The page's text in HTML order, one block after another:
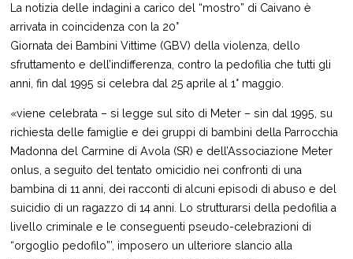
La notizia delle indagini a carico del “mostro” di Caivano è
arrivata in coincidenza con la 20°
Giornata dei Bambini Vittime (GBV) della violenza, dello
sfruttamento e dell’indifferenza, contro la pedofilia che tutti gli
anni, fin dal 1995 si celebra dal 25 aprile al 1° maggio.
«viene celebrata – si legge sul sito di Meter – sin dal 1995, su
richiesta delle famiglie e dei gruppi di bambini della Parrocchia
Madonna del Carmine di Avola (SR) e dell’Associazione Meter
onlus, a seguito del tentato omicidio nei confronti di una
bambina di 11 anni, dei racconti di alcuni episodi di abuso e del
suicidio di un ragazzo di 14 anni. Lo strutturarsi della pedofilia a
livello criminale e le conseguenti pseudo-celebrazioni di
“orgoglio pedofilo”’, imposero un ulteriore slancio alla